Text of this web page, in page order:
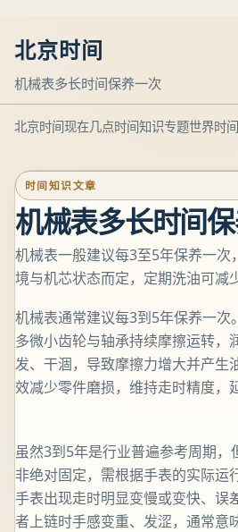
北京时间
机械表多长时间保养一次
北京时间现在几点时间知识专题世界时
时间知识文章
机械表多长时间
机械表一般建议每3至5年保养一次
境与机芯状态而定，定期洗油可减
机械表通常建议每3到5年保养一次
多微小齿轮与轴承持续摩擦运转，
发、干涸，导致摩擦力增大并产生
效减少零件磨损，维持走时精度，
虽然3到5年是行业普遍参考周期，
非绝对固定，需根据手表的实际运
手表出现走时明显变慢或变快、误
者上链时手感变重、发涩，通常意